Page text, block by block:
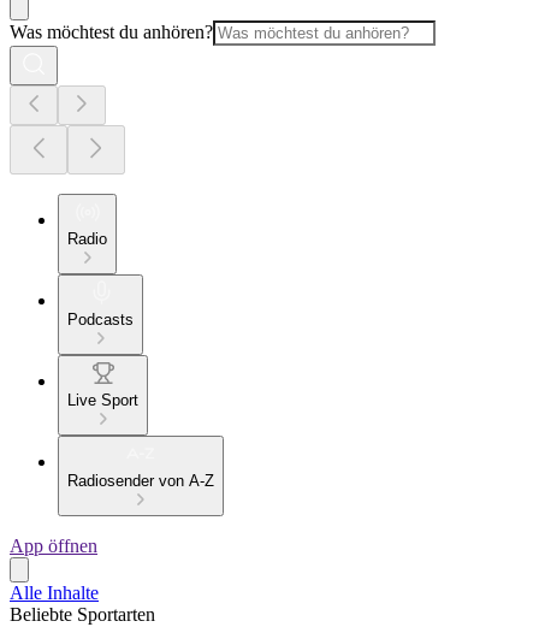
Was möchtest du anhören?
Radio
Podcasts
Live Sport
Radiosender von A-Z
App öffnen
Alle Inhalte
Beliebte Sportarten